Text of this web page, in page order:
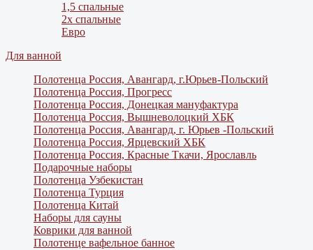
1,5 спальные
2х спальные
Евро
Для ванной
Полотенца Россия, Авангард, г.Юрьев-Польский
Полотенца Россия, Прогресс
Полотенца Россия, Донецкая мануфактура
Полотенца Россия, Вышневолоцкий ХБК
Полотенца Россия, Авангард, г. Юрьев -Польский
Полотенца Россия, Ярцевский ХБК
Полотенца Россия, Красные Ткачи, Ярославль
Подарочные наборы
Полотенца Узбекистан
Полотенца Турция
Полотенца Китай
Наборы для сауны
Коврики для ванной
Полотенце вафельное банное